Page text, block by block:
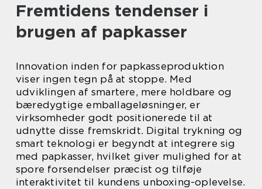
Fremtidens tendenser i
brugen af papkasser
Innovation inden for papkasseproduktion
viser ingen tegn på at stoppe. Med
udviklingen af smartere, mere holdbare og
bæredygtige emballageløsninger, er
virksomheder godt positionerede til at
udnytte disse fremskridt. Digital trykning og
smart teknologi er begyndt at integrere sig
med papkasser, hvilket giver mulighed for at
spore forsendelser præcist og tilføje
interaktivitet til kundens unboxing-oplevelse.